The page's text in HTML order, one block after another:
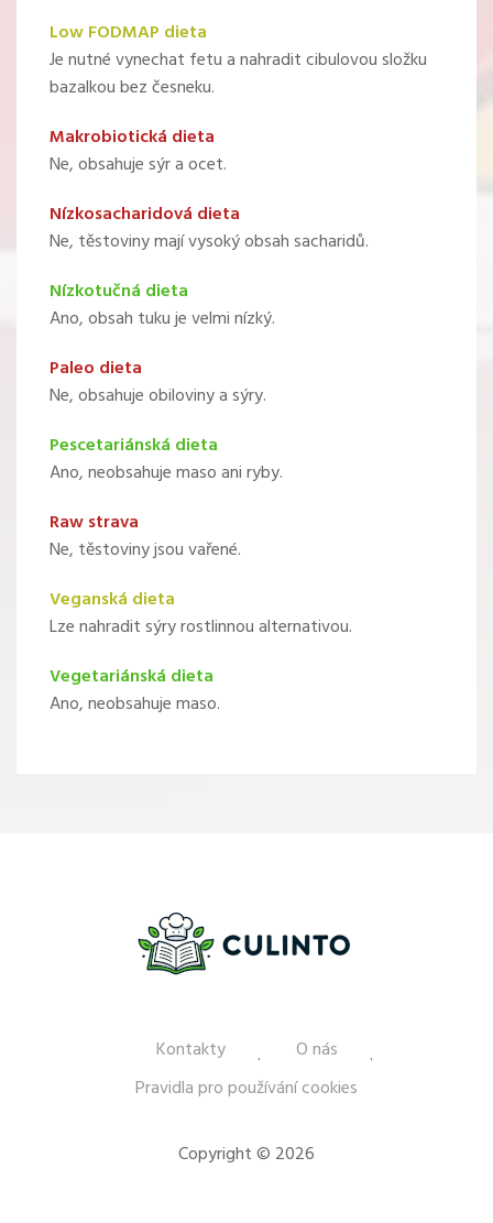
Low FODMAP dieta
Je nutné vynechat fetu a nahradit cibulovou složku
bazalkou bez česneku.
Makrobiotická dieta
Ne, obsahuje sýr a ocet.
Nízkosacharidová dieta
Ne, těstoviny mají vysoký obsah sacharidů.
Nízkotučná dieta
Ano, obsah tuku je velmi nízký.
Paleo dieta
Ne, obsahuje obiloviny a sýry.
Pescetariánská dieta
Ano, neobsahuje maso ani ryby.
Raw strava
Ne, těstoviny jsou vařené.
Veganská dieta
Lze nahradit sýry rostlinnou alternativou.
Vegetariánská dieta
Ano, neobsahuje maso.
Kontakty
O nás
Pravidla pro používání cookies
Copyright © 2026